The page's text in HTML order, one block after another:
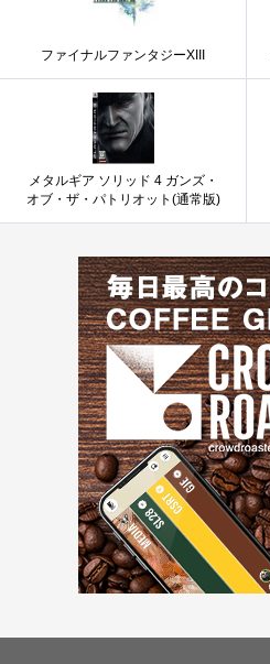
ファイナルファンタジーXIII
メタルギア ソリッド 4 ガンズ・
オブ・ザ・パトリオット(通常版)